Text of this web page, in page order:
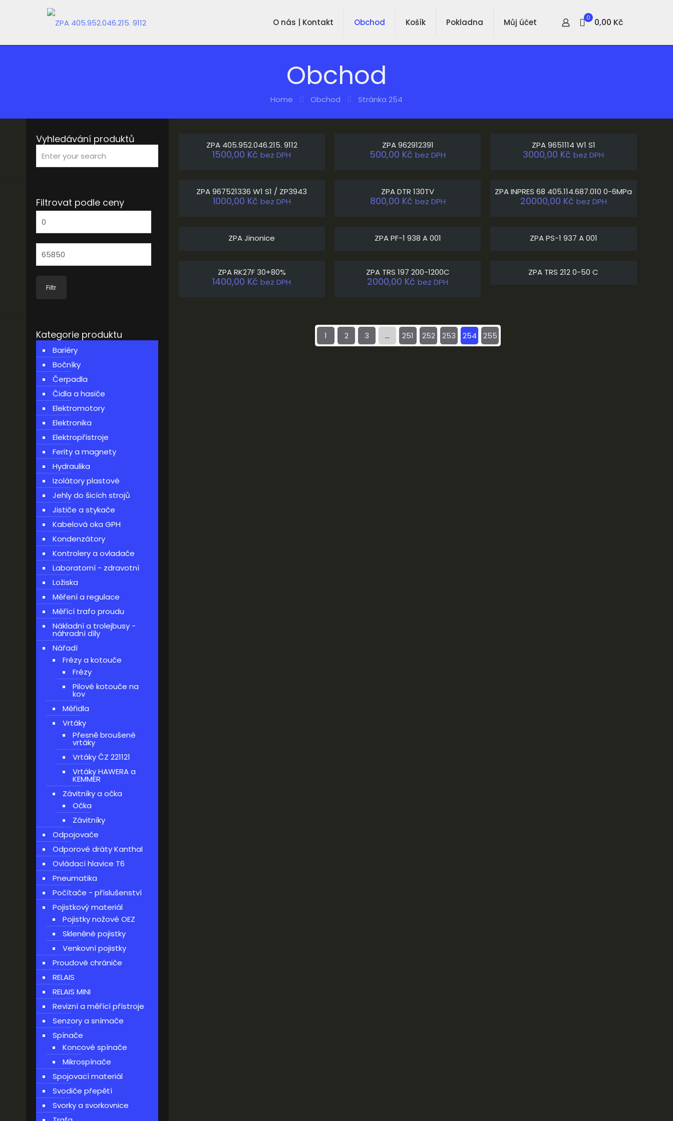
O nás | Kontakt Obchod Košík Pokladna Můj účet 0 0,00 Kč
Obchod
Home Obchod Stránka 254
ZPA 405.952.046.215. 9112
1500,00 Kč bez DPH
ZPA 962912391
500,00 Kč bez DPH
ZPA 9651114 W1 S1
3000,00 Kč bez DPH
ZPA 967521336 W1 S1 / ZP3943
1000,00 Kč bez DPH
ZPA DTR 130TV
800,00 Kč bez DPH
ZPA INPRES 68 405.114.687.010 0-6MPa
20000,00 Kč bez DPH
ZPA Jinonice ZPA PF-1 938 A 001 ZPA PS-1 937 A 001
ZPA RK27F 30+80%
1400,00 Kč bez DPH
ZPA TRS 197 200-1200C
2000,00 Kč bez DPH
ZPA TRS 212 0-50 C
1 2 3 … 251 252 253 254 255
Vyhledávání produktů
Filtrovat podle ceny
Minimální
cena
Maximální
cena
Filtr
Kategorie produktu
Bariéry
Bočníky
Čerpadla
Čidla a hasiče
Elektromotory
Elektronika
Elektropřístroje
Ferity a magnety
Hydraulika
Izolátory plastové
Jehly do šicích strojů
Jističe a stykače
Kabelová oka GPH
Kondenzátory
Kontrolery a ovladače
Laboratorní - zdravotní
Ložiska
Měření a regulace
Měřící trafo proudu
Nákladní a trolejbusy -
náhradní díly
Nářadí
Frézy a kotouče
Frézy
Pilové kotouče na
kov
Měřidla
Vrtáky
Přesně broušené
vrtáky
Vrtáky ČZ 221121
Vrtáky HAWERA a
KEMMER
Závitníky a očka
Očka
Závitníky
Odpojovače
Odporové dráty Kanthal
Ovládací hlavice T6
Pneumatika
Počítače - příslušenství
Pojistkový materiál
Pojistky nožové OEZ
Skleněné pojistky
Venkovní pojistky
Proudové chrániče
RELAIS
RELAIS MINI
Revizní a měřící přístroje
Senzory a snímače
Spínače
Koncové spínače
Mikrospínače
Spojovací materiál
Svodiče přepětí
Svorky a svorkovnice